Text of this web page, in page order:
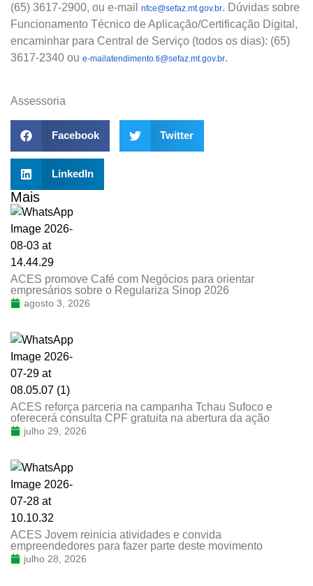
(65) 3617-2900, ou e-mail
nfce@sefaz.mt.gov.br. Dúvidas sobre
Funcionamento Técnico de Aplicação/Certificação Digital,
encaminhar para Central de Serviço (todos os dias): (65)
3617-2340 ou e-mailatendimento.ti@sefaz.mt.gov.br.
Assessoria
Facebook Twitter
LinkedIn
Mais
ACES promove Café com Negócios para orientar
empresários sobre o Regulariza Sinop 2026
agosto 3, 2026
ACES reforça parceria na campanha Tchau Sufoco e
oferecerá consulta CPF gratuita na abertura da ação
julho 29, 2026
ACES Jovem reinicia atividades e convida
empreendedores para fazer parte deste movimento
julho 28, 2026